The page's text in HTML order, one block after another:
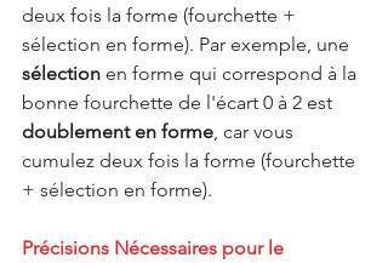
deux fois la forme (fourchette +
sélection en forme). Par exemple, une
sélection en forme qui correspond à la
bonne fourchette de l'écart 0 à 2 est
doublement en forme , car vous
cumulez deux fois la forme (fourchette
+ sélection en forme).
Précisions Nécessaires pour le